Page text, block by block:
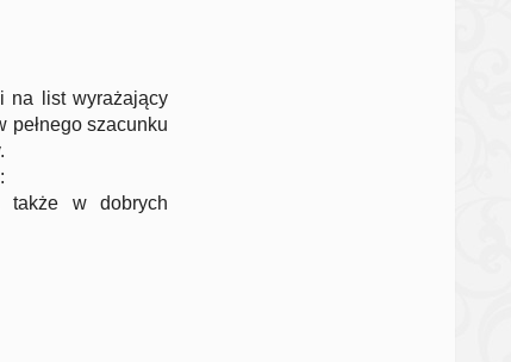
na list wyrażający
pełnego szacunku
w dobrych